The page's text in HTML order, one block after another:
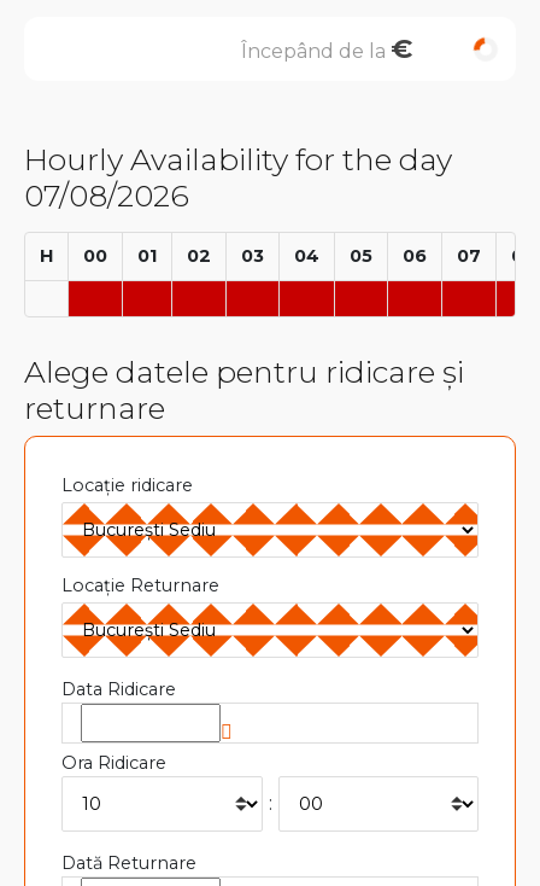
Începând de la €
Hourly Availability for the day
07/08/2026
H 00 01 02 03 04 05 06 07 08
Alege datele pentru ridicare și
returnare
Locație ridicare
Locație Returnare
Data Ridicare
Ora Ridicare
:
Dată Returnare